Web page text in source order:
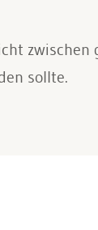
sollte.